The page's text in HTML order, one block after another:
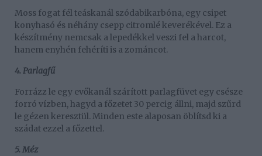
Moss fogat fél teáskanál szódabikarbóna, egy csipet
konyhasó és néhány csepp citromlé keverékével. Ez a
készítmény nemcsak a lepedékkel veszi fel a harcot,
hanem enyhén fehéríti is a zománcot.
4. Parlagfű
Forrázz le egy evőkanál szárított parlagfüvet egy csésze
forró vízben, hagyd a főzetet 30 percig állni, majd szűrd
le gézen keresztül. Minden este alaposan öblítsd ki a
szádat ezzel a főzettel.
5. Méz